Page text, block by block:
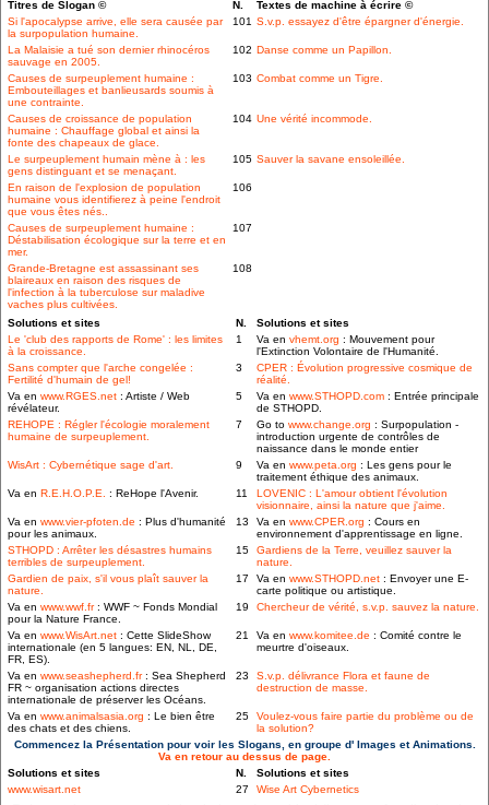
Titres de Slogan ©
N.
Textes de machine à écrire ©
Si l'apocalypse arrive, elle sera causée par
la surpopulation humaine.
101 S.v.p. essayez d'être épargner d'énergie.
La Malaisie a tué son dernier rhinocéros
sauvage en 2005.
102 Danse comme un Papillon.
Causes de surpeuplement humaine :
Embouteillages et banlieusards soumis à
une contrainte.
103 Combat comme un Tigre.
Causes de croissance de population
humaine : Chauffage global et ainsi la
fonte des chapeaux de glace.
104 Une vérité incommode.
Le surpeuplement humain mène à : les
gens distinguant et se menaçant.
105 Sauver la savane ensoleillée.
En raison de l'explosion de population
humaine vous identifierez à peine l'endroit
que vous êtes nés..
106
Causes de surpeuplement humaine :
Déstabilisation écologique sur la terre et en
mer.
107
Grande-Bretagne est assassinant ses
blaireaux en raison des risques de
l'infection à la tuberculose sur maladive
vaches plus cultivées.
108
Solutions et sites N.
Solutions et sites
Le 'club des rapports de Rome' : les limites
à la croissance.
1 Va en vhemt.org : Mouvement pour
l'Extinction Volontaire de l'Humanité.
Sans compter que l'arche congelée :
Fertilité d'humain de gel!
3
CPER : Évolution progressive cosmique de
réalité.
Va en www.RGES.net : Artiste / Web
révélateur.
5 Va en www.STHOPD.com : Entrée principale
de STHOPD.
REHOPE : Régler l'écologie moralement
humaine de surpeuplement.
7 Go to www.change.org : Surpopulation -
introduction urgente de contrôles de
naissance dans le monde entier
WisArt : Cybernétique sage d'art.
9 Va en www.peta.org : Les gens pour le
traitement éthique des animaux.
Va en R.E.H.O.P.E. : ReHope l'Avenir. 11
LOVENIC : L'amour obtient l'évolution
visionnaire, ainsi la nature que j'aime.
Va en www.vier-pfoten.de : Plus d'humanité
pour les animaux.
13 Va en www.CPER.org : Cours en
environnement d'apprentissage en ligne.
STHOPD : Arrêter les désastres humains
terribles de surpeuplement.
15
Gardiens de la Terre, veuillez sauver la
nature.
Gardien de paix, s'il vous plaît sauver la
nature.
17 Va en www.STHOPD.net : Envoyer une E-
carte politique ou artistique.
Va en www.wwf.fr: WWF ~ Fonds Mondial
pour la Nature France.
19 Chercheur de vérité, s.v.p. sauvez la nature.
Va en www.WisArt.net : Cette SlideShow
internationale (en 5 langues: EN, NL, DE,
FR, ES).
21 Va en www.komitee.de : Comité contre le
meurtre d'oiseaux.
Va en www.seashepherd.fr: Sea Shepherd
FR ~ organisation actions directes
internationale de préserver les Océans.
23
S.v.p. délivrance Flora et faune de
destruction de masse.
Va en www.animalsasia.org : Le bien être
des chats et des chiens.
25
Voulez-vous faire partie du problème ou de
la solution?
Commencez la Présentation pour voir les Slogans, en groupe d' Images et Animations.
Va en retour au dessus de page.
Solutions et sites
N.
Solutions et sites
www.wisart.net
27 Wise Art Cybernetics